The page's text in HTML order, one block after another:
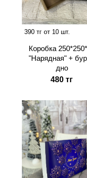
390 тг от 10 шт.
Коробка
"Нарядная" +
дно
480 тг